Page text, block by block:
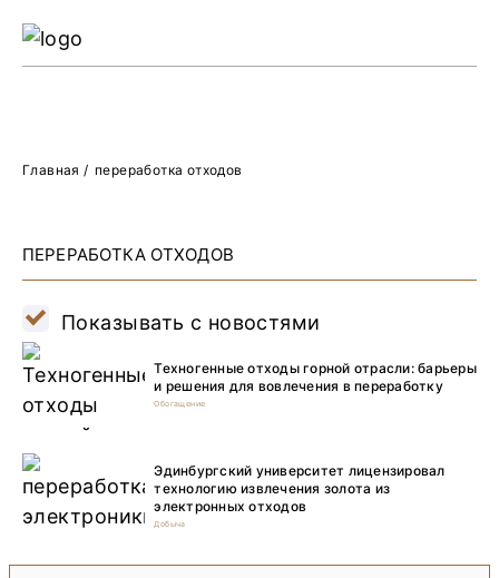
Главная / переработка отходов
ПЕРЕРАБОТКА ОТХОДОВ
Показывать с новостями
Техногенные отходы горной отрасли: барьеры
и решения для вовлечения в переработку
Обогащение
Эдинбургский университет лицензировал
технологию извлечения золота из
электронных отходов
Добыча